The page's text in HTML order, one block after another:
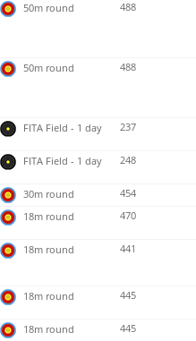
50m round 488
50m round 488
FITA Field - 1 day 237
FITA Field - 1 day 248
30m round
454
18m round 470
18m round 441
18m round 445
18m round 445